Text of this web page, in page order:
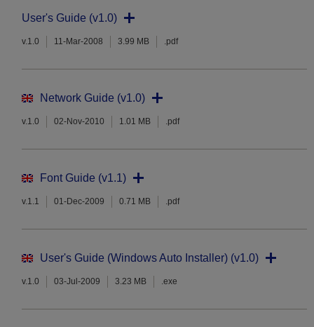
User's Guide (v1.0)
v.1.0 11-Mar-2008 3.99 MB .pdf
Network Guide (v1.0)
v.1.0 02-Nov-2010 1.01 MB .pdf
Font Guide (v1.1)
v.1.1 01-Dec-2009 0.71 MB .pdf
User's Guide (Windows Auto Installer) (v1.0)
v.1.0 03-Jul-2009 3.23 MB .exe